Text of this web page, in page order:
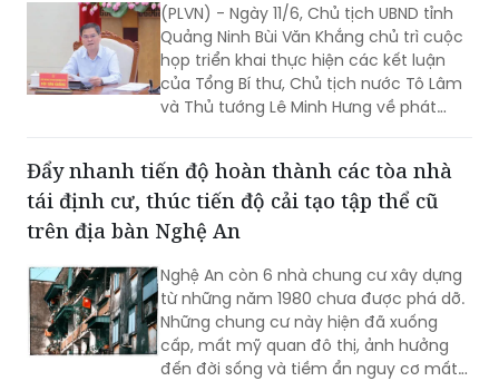
(PLVN) - Ngày 11/6, Chủ tịch UBND tỉnh
Quảng Ninh Bùi Văn Khắng chủ trì cuộc
họp triển khai thực hiện các kết luận
của Tổng Bí thư, Chủ tịch nước Tô Lâm
và Thủ tướng Lê Minh Hưng về phát
gian tới.
Đẩy nhanh tiến độ hoàn thành các tòa nhà
tái định cư, thúc tiến độ cải tạo tập thể cũ
trên địa bàn Nghệ An
Nghệ An còn 6 nhà chung cư xây dựng
từ những năm 1980 chưa được phá dỡ.
Những chung cư này hiện đã xuống
cấp, mất mỹ quan đô thị, ảnh hưởng
đến đời sống và tiềm ẩn nguy cơ mất